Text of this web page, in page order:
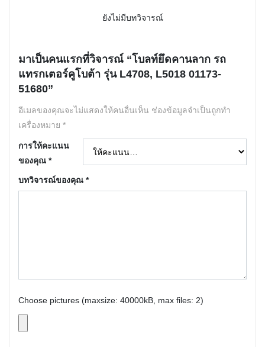
ยังไม่มีบทวิจารณ์
มาเป็นคนแรกที่วิจารณ์ “โบลท์ยึดคานลาก รถ
แทรกเตอร์คูโบต้า รุ่น L4708, L5018 01173-
51680”
อีเมลของคุณจะไม่แสดงให้คนอื่นเห็น ช่องข้อมูลจำเป็นถูกทำ
เครื่องหมาย *
การให้คะแนน
ของคุณ *
บทวิจารณ์ของคุณ *
Choose pictures (maxsize: 40000kB, max files: 2)